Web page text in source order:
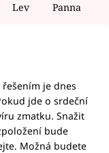
Lev Panna
je dnes
jde o srdeční
zmatku. Snažit
bude
Možná budete